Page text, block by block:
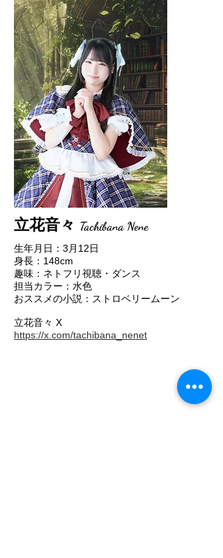
立花音々 Tachibana Nene
生年月日：3月12日
身長：148cm
趣味：ネトフリ視聴・ダンス
担当カラー：水色
おススメの小説：ストロベリームーン
立花音々 X
https://x.com/tachibana_nenet